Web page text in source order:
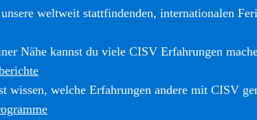
weltweit stattfindenden, internationalen
Nähe kannst du viele CISV Erfahrungen
wissen, welche Erfahrungen andere mit CISV